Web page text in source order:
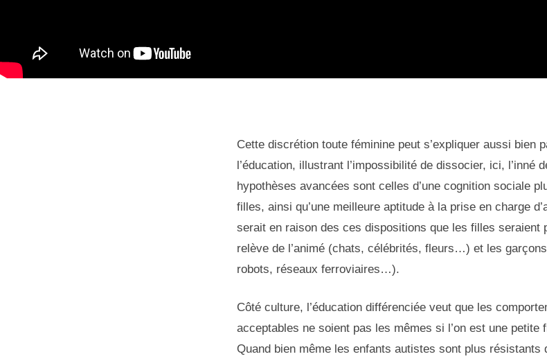
Cette discrétion toute féminine peut s’expliquer aussi bien
l’éducation, illustrant l’impossibilité de dissocier, ici, l’inné
hypothèses avancées sont celles d’une cognition sociale
filles, ainsi qu’une meilleure aptitude à la prise en charge
serait en raison des ces dispositions que les filles seraient
relève de l’animé (chats, célébrités, fleurs…) et les
robots, réseaux ferroviaires…).
Côté culture, l’éducation différenciée veut que les
acceptables ne soient pas les mêmes si l’on est une petite
Quand bien même les enfants autistes sont plus résistants